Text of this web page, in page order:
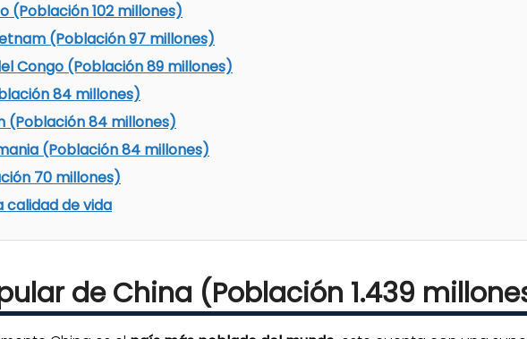
(Población 102 millones)
(Población 97 millones)
Congo (Población 89 millones)
84 millones)
(Población 84 millones)
(Población 84 millones)
70 millones)
calidad de vida
de China (Población 1.439